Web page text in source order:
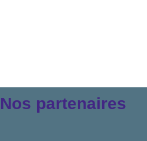
Nos partenaires